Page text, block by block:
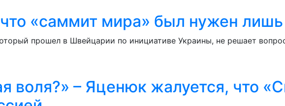
«саммит мира» был нужен лишь
прошел в Швейцарии по инициативе Украины, не решает
воля?» – Яценюк жалуется, что